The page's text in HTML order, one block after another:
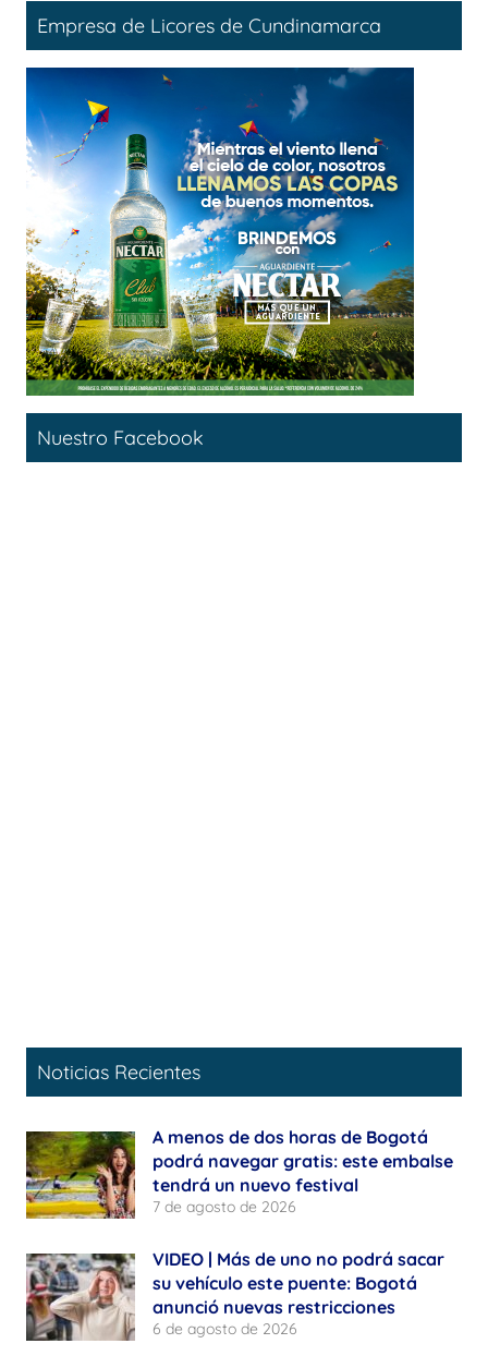
Empresa de Licores de Cundinamarca
Nuestro Facebook
Noticias Recientes
A menos de dos horas de Bogotá
podrá navegar gratis: este embalse
tendrá un nuevo festival
7 de agosto de 2026
VIDEO | Más de uno no podrá sacar
su vehículo este puente: Bogotá
anunció nuevas restricciones
6 de agosto de 2026